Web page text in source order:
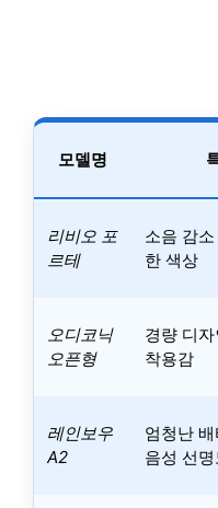
모델명
리비오 포
르테
소음 감
한 색상
오디코닉
오픈형
경량 디
착용감
레인보우
A2
엄청난
음성 선